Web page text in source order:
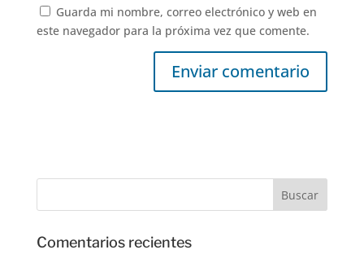
Guarda mi nombre, correo electrónico y web en
este navegador para la próxima vez que comente.
Comentarios recientes